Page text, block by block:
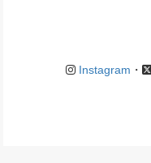
Instagram ・